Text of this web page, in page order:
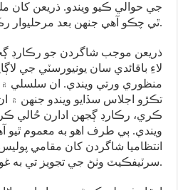
جي حوالي ڪيو ويندو. ذريعن کان
ٿي چڪو آهي جنهن بعد مرحليوار رڪارڊ مهيا ڪيو ويندو.
ذريعن موجب شاگردن جو رڪارڊ
لاءِ باقائدي سان يونيورسٽي جي
منظوري ورتي ويندي. ان سلسلي
تڪڙو اجلاس سڏايو ويندو جنهن ۾
ڪري، رڪارڊ ڳجهن ادارن حُالي
ويندي. ٻي طرف اهو به معموم ٿيو
انتظاميا شاگردن کان مقامي
سرٽيفڪيٽ وٺڻ جي تجويز تي به غور ڪري رهي آهي.